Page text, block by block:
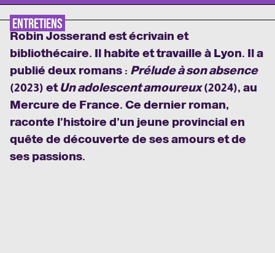
ENTRETIENS
Robin Josserand est écrivain et
bibliothécaire. Il habite et travaille à Lyon. Il a
publié deux romans : Prélude à son absence
(2023) etUn adolescent amoureux(2024), au
Mercure de France. Ce dernier roman,
raconte l’histoire d’un jeune provincial en
quête de découverte de ses amours et de
ses passions.